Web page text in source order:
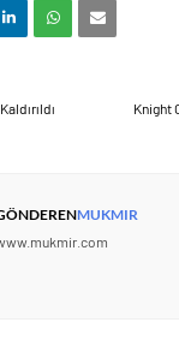
Knight
MUKMIR